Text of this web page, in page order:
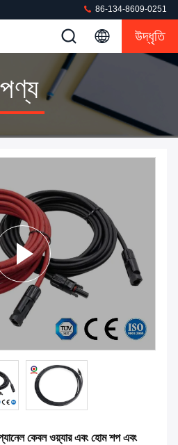
86-134-8609-0251
উদ্ধৃতি
পণ্য
কেবল ওয়্যার এবং হোম শপ এবং